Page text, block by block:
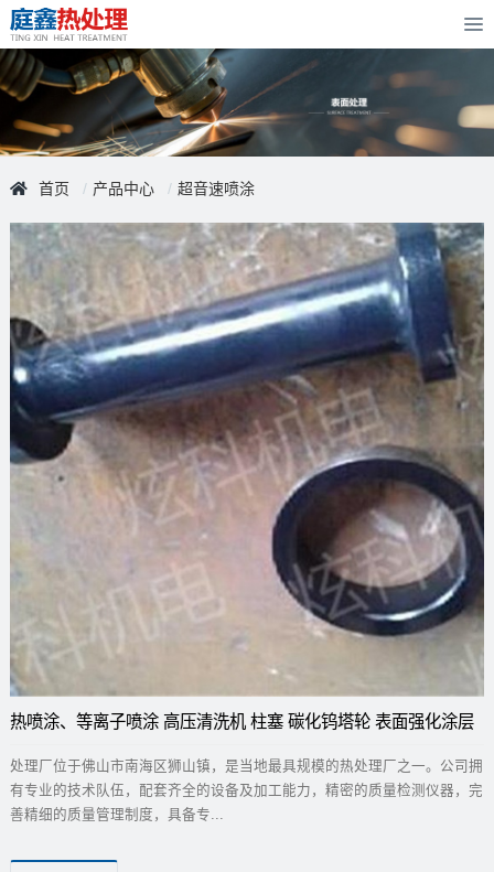
首页 产品中心 超音速喷涂
热喷涂、等离子喷涂 高压清洗机 柱塞 碳化钨塔轮 表面强化涂层
处理厂位于佛山市南海区狮山镇，是当地最具规模的热处理厂之一。公司拥
有专业的技术队伍，配套齐全的设备及加工能力，精密的质量检测仪器，完
善精细的质量管理制度，具备专...